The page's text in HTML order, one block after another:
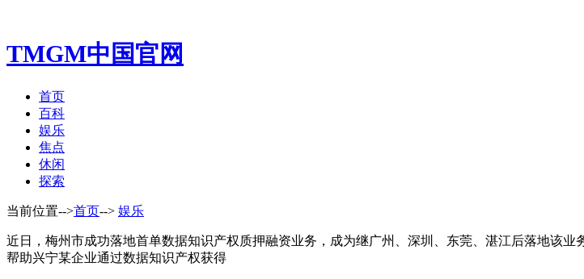
TMGM中国官网
首页
百科
娱乐
焦点
休闲
探索
当前位置-->首页--> 娱乐
近日，梅州市成功落地首单数据知识产权质押融资业务，成为继广州、深圳、东莞、湛江后落地该
帮助兴宁某企业通过数据知识产权获得